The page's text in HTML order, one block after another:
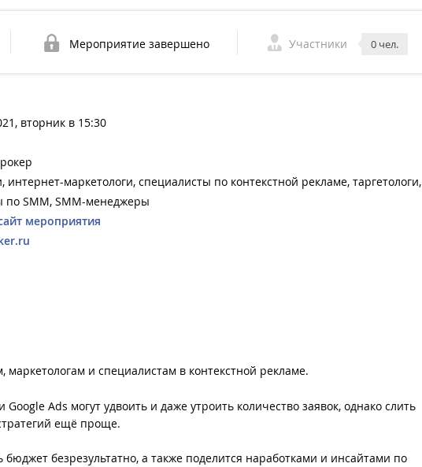
Мероприятие завершено Участники 0 чел.
вторник в 15:30
интернет-маркетологи, специалисты по контекстной рекламе, таргетологи,
по SMM, SMM-менеджеры
мероприятия
маркетологам и специалистам в контекстной рекламе.
Ads могут удвоить и даже утроить количество заявок, однако слить
ещё проще.
безрезультатно, а также поделится наработками и инсайтами по